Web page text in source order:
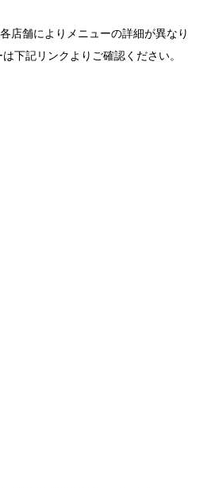
各店舗によりメニューの詳細が異なり
下記リンクよりご確認ください。